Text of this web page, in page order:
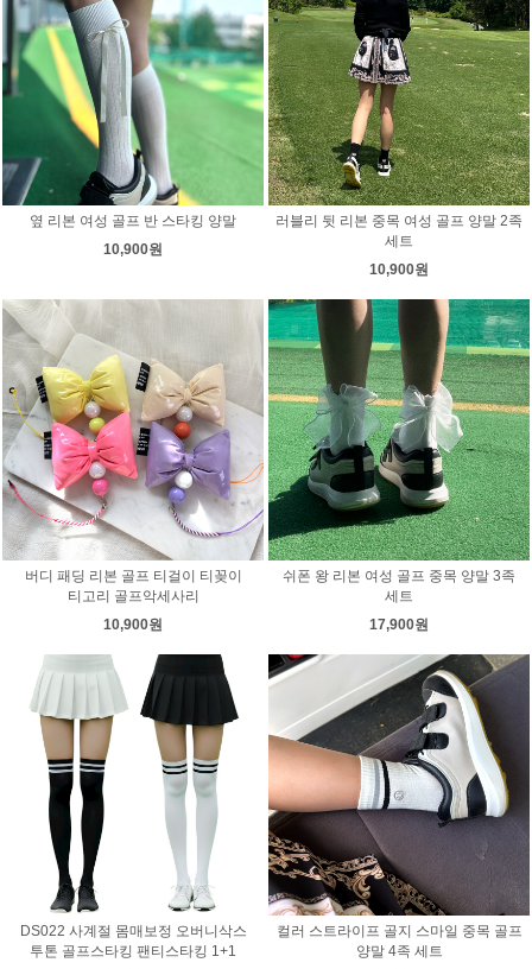
옆 리본 여성 골프 반 스타킹 양말
10,900원
러블리 뒷 리본 중목 여성 골프 양말 2족
세트
10,900원
버디 패딩 리본 골프 티걸이 티꽂이
티고리 골프악세사리
10,900원
쉬폰 왕 리본 여성 골프 중목 양말 3족
세트
17,900원
DS022 사계절 몸매보정 오버니삭스
투톤 골프스타킹 팬티스타킹 1+1
컬러 스트라이프 골지 스마일 중목 골프
양말 4족 세트